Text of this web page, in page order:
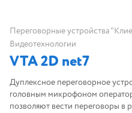
Переговорные устройства
Видеотехнологии
VTA 2D net7
Дуплексное переговорное
головным микрофоном
позволяют вести переговоры в